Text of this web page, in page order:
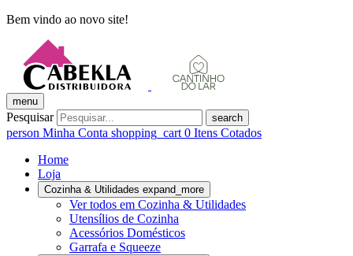
Bem vindo ao novo site!
menu
Pesquisar search
person Minha Conta shopping_cart 0 Itens Cotados
Home
Loja
Cozinha & Utilidades expand_more
Ver todos em Cozinha & Utilidades
Utensílios de Cozinha
Acessórios Domésticos
Garrafa e Squeeze